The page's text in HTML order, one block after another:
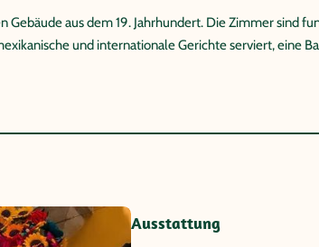
aus dem 19. Jahrhundert. Die Zimmer sind
und internationale Gerichte serviert, eine
Ausstattung